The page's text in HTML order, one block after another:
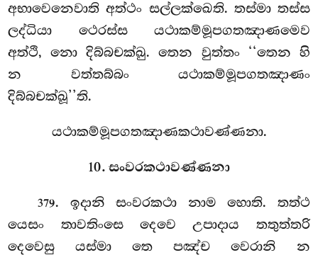
අභාවෙනෙවාති අත්ථං සල්ලක්ඛෙති. තස්මා තස්ස
ලද්ධියා ථෙරස්ස යථාකම්මූපගතඤාණමෙව
අත්ථි, නො දිබ්බචක්ඛු. තෙන වුත්තං ‘‘තෙන හි
න වත්තබ්බං යථාකම්මූපගතඤාණං
දිබ්බචක්ඛූ’’ති.
යථාකම්මූපගතඤාණකථාවණ්ණනා.
10. සංවරකථාවණ්ණනා
379. ඉදානි සංවරකථා නාම හොති. තත්ථ
යෙසං තාවතිංසෙ දෙවෙ උපාදාය තතුත්තරි
දෙවෙසු යස්මා තෙ පඤ්ච වෙරානි න